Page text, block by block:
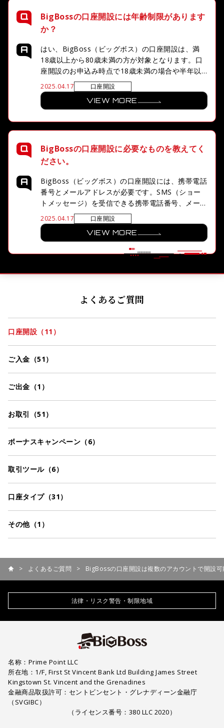
BigBossの口座開設には年齢制限があります
か？
はい、BigBoss（ビッグボス）の口座開設は、満
18歳以上から80歳未満の方が対象となります。口
座開設のお申込み時点で18歳未満の場合や半年以
内に80歳になられる場合は、口座開設を行うこと
が出来ません。また一部の国や地域については、
BigBossのサービスが制限されているためご注意く
2025.04.17
口座開設
VIEW MORE
BigBossの口座開設に必要なものを教えてく
ださい。
BigBoss（ビッグボス）の口座開設には、携帯電話
番号とメールアドレスが必要です。SMS（ショー
トメッセージ）を受信できる携帯電話番号、メール
アドレスは、「@bigboss-financial.com」
「@m.bigboss-financial.com」「@bigboss-
mail.com」のドメインが受信可能なメールアドレ
2025.04.17
口座開設
VIEW MORE
よくあるご質問
口座開設（11 ）
ご入金（51）
ご出金（1 ）
お取引（51）
ボーナスキャンペーン（6）
取引ツール（6）
口座タイプ（31）
その他（1 ）
よくあるご質問 BigBossの口座開設は複数のアカウントで開設
法律・リスク警告・制限地域
名称：Prime Point LLC
所在地：1/F, First St Vincent Bank Ltd Building James Street
Kingstown St. Vincent and the Grenadines
金融商品取扱許可：セントビンセント・グレナディーン金融庁
（SVGIBC）
（ライセンス番号：380 LLC 2020）